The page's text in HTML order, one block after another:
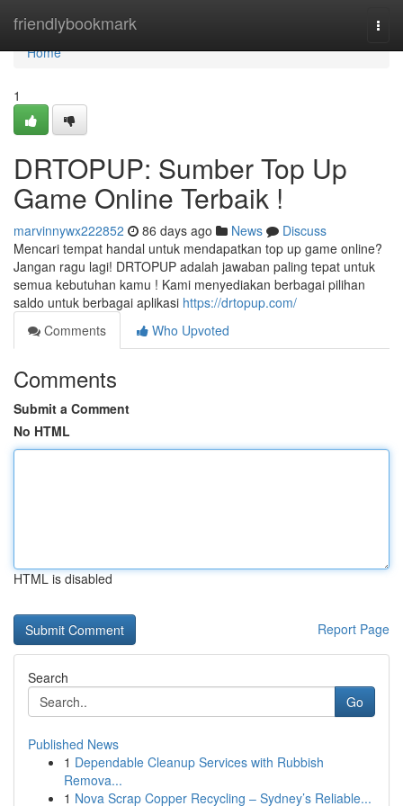
friendlybookmark
Home
Home
1
DRTOPUP: Sumber Top Up
Game Online Terbaik !
marvinnywx222852 86 days ago News
Discuss
Mencari tempat handal untuk mendapatkan top up game online?
Jangan ragu lagi! DRTOPUP adalah jawaban paling tepat untuk
semua kebutuhan kamu ! Kami menyediakan berbagai pilihan
saldo untuk berbagai aplikasi https://drtopup.com/
Comments
Who Upvoted
Comments
Submit a Comment
No HTML
HTML is disabled
Report Page
Search
Go
Published News
1 Dependable Cleanup Services with Rubbish
Remova...
1 Nova Scrap Copper Recycling – Sydney’s Reliable...